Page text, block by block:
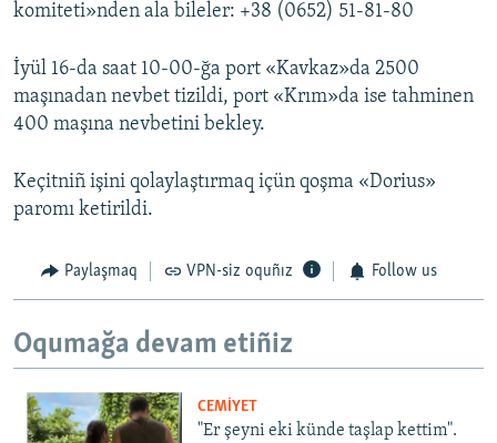
komiteti»nden ala bileler: +38 (0652) 51-81-80
İyül 16-da saat 10-00-ğa port «Kavkaz»da 2500
maşınadan nevbet tizildi, port «Krım»da ise tahminen
400 maşına nevbetini bekley.
Keçitniñ işini qolaylaştırmaq içün qoşma «Dorius»
paromı ketirildi.
Paylaşmaq VPN-siz oquñız Follow us
Oqumağa devam etiñiz
CEMİYET
"Er şeyni eki künde taşlap kettim".